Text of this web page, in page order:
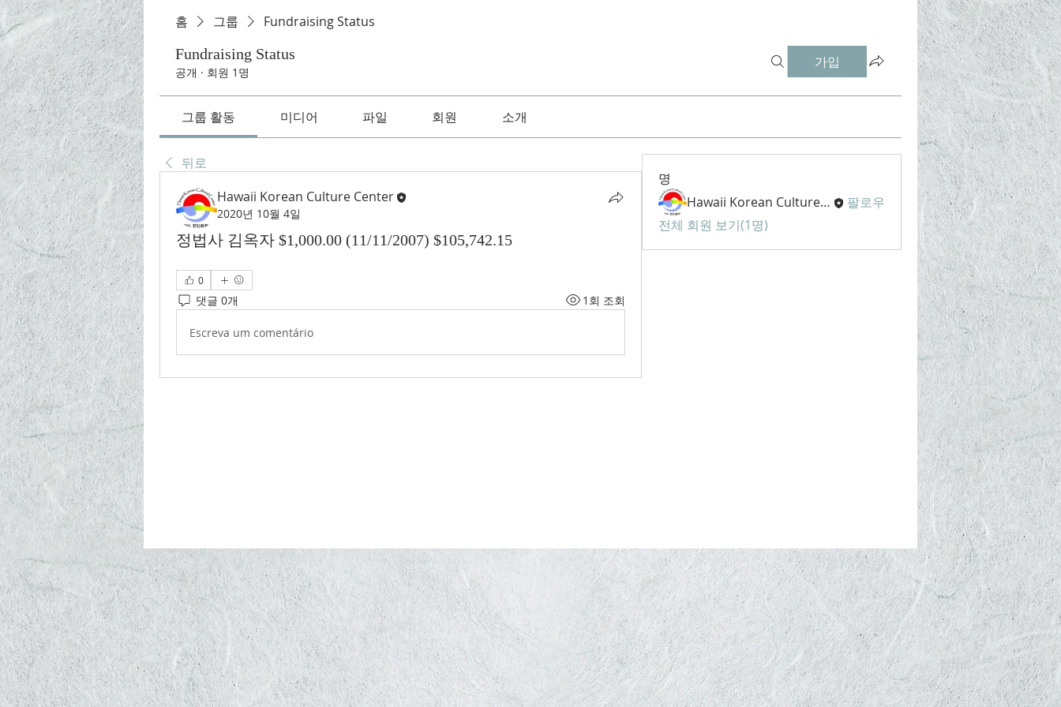
홈 그룹
Fundraising Status
Fundraising Status
공개 · 회원 1명
가입
그룹 활동 미디어 파일 회원 소개
뒤로
Hawaii Korean Culture Center
2020년 10월 4일
정법사 김옥자 $1,000.00 (11/11/2007) $105,742.15
0
댓글 0개 1회 조회
Escreva um comentário
명
Hawaii Korean Culture Center
팔로우
전체 회원 보기(1명)